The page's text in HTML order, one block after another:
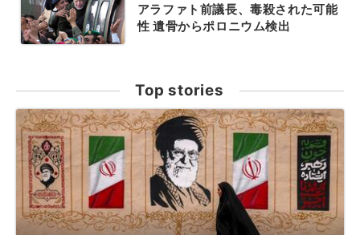
アラファト前議長、毒殺された可能
性 遺骨からポロニウム検出
Top stories